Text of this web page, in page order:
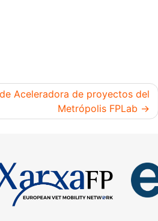
Aceleradora de proyectos del
Metrópolis FPLab